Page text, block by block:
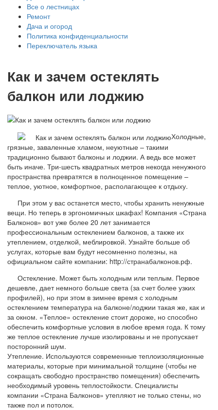
Все о лестницах
Ремонт
Дача и огород
Политика конфиденциальности
Переключатель языка
Как и зачем остеклять
балкон или лоджию
Холодные,
грязные, заваленные хламом, неуютные – такими
традиционно бывают балконы и лоджии. А ведь все может
быть иначе. Три-шесть квадратных метров некогда ненужного
пространства превратятся в полноценное помещение –
теплое, уютное, комфортное, располагающее к отдыху.
При этом у вас останется место, чтобы хранить ненужные
вещи. Но теперь в эргономичных шкафах! Компания «Страна
Балконов» вот уже более 20 лет занимается
профессиональным остеклением балконов, а также их
утеплением, отделкой, меблировкой. Узнайте больше об
услугах, которые вам будут несомненно полезны, на
официальном сайте компании: http://странабалконов.рф.
Остекление. Может быть холодным или теплым. Первое
дешевле, дает немного больше света (за счет более узких
профилей), но при этом в зимнее время с холодным
остеклением температура на балконе/лоджии такая же, как и
за окном. «Теплое» остекление стоит дороже, но способно
обеспечить комфортные условия в любое время года. К тому
же теплое остекление лучше изолированы и не пропускает
посторонний шум.
Утепление. Используются современные теплоизоляционные
материалы, которые при минимальной толщине (чтобы не
сокращать свободно пространство помещения) обеспечить
необходимый уровень теплостойкости. Специалисты
компании «Страна Балконов» утепляют не только стены, но
также пол и потолок.